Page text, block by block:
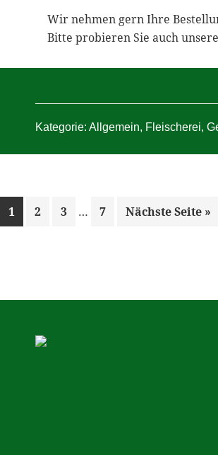
Wir nehmen gern Ihre
Bitte probieren Sie auch
Kategorie: Allgemein, Fleischerei,
Seite
1 Seite
2 Seite
3
Weggelassene
… Seite
7 Nächste Seite »